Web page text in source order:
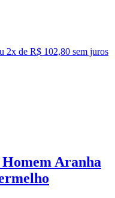
2x de R$ 102,80 sem juros
Aranha